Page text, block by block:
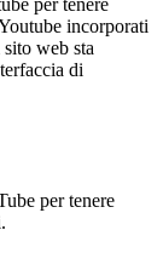
per tenere
incorporati
web sta
di
per tenere